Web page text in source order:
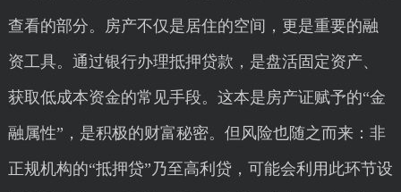
查看的部分。房产不仅是居住的空间，更是重要的融
资工具。通过银行办理抵押贷款，是盘活固定资产、
获取低成本资金的常见手段。这本是房产证赋予的“金
融属性”，是积极的财富秘密。但风险也随之而来：非
正规机构的“抵押贷”乃至高利贷，可能会利用此环节设